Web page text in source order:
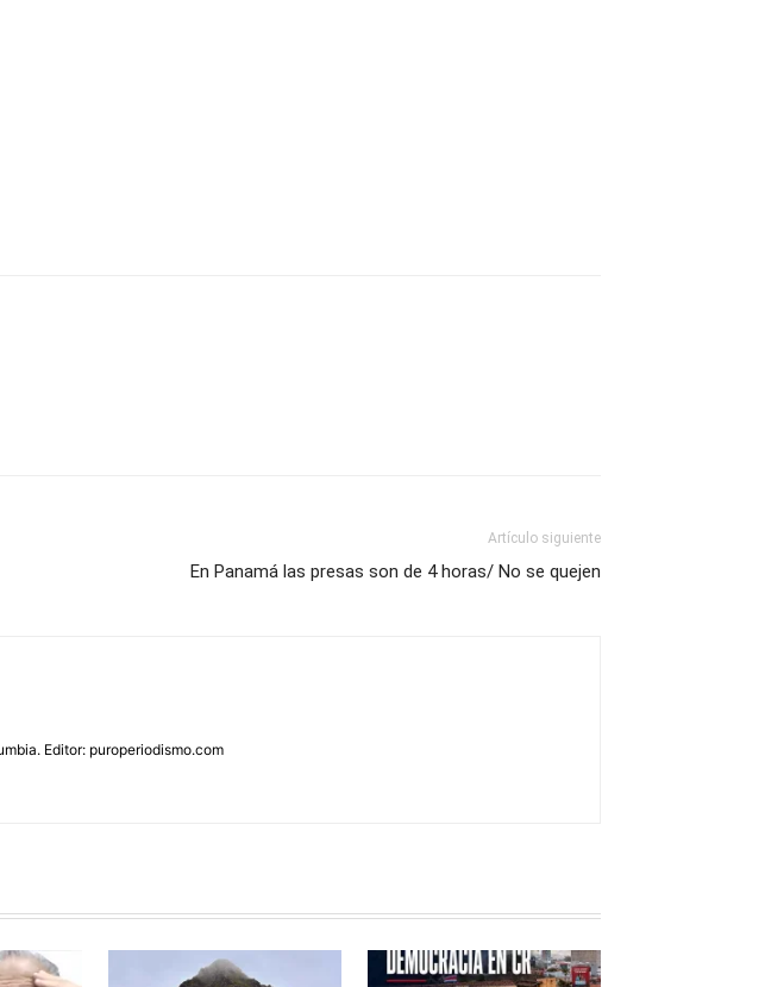
Artículo siguiente
En Panamá las presas son de 4 horas/ No se quejen
Editor: puroperiodismo.com